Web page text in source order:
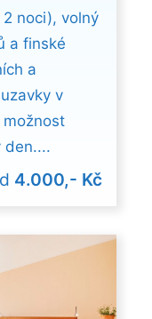
noci), volný
a finské
a
v
den....
4.000,- Kč